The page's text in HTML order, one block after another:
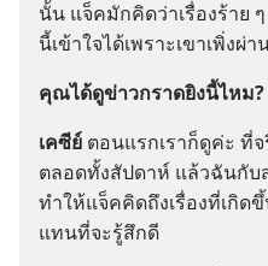
นั้น แจ็ค​มัก​คิด​ว่า​เรื่อง​ร้าย
นี้​เข้าใจ​ได้​เพราะ​เขา​เพิ่ง​ผ่
คุณ​ได้​ดู​ข่าว​กราด​ยิง​นี้​ไหม?
เคซีย์ ตอน​แรก​เรา​ก็​ดู​ค่ะ ที่​
ตลอด​ทั้ง​สัปดาห์ แล้ว​ฉัน​กับ​
ทำ​ให้​แจ็ค​คิด​ถึง​เรื่อง​ที่​เกิด​
แทน​ที่​จะ​รู้สึก​ดี